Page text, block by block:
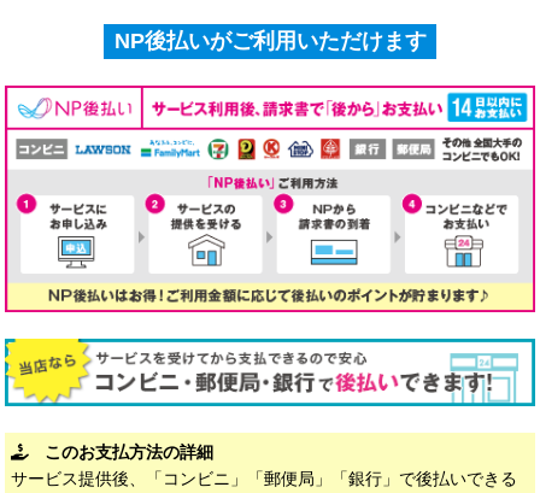
NP後払いがご利用いただけます
このお支払方法の詳細
サービス提供後、「コンビニ」「郵便局」「銀行」で後払いできる